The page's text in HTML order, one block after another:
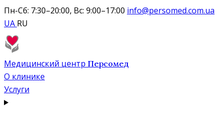
Пн-Сб: 7:30–20:00, Вс: 9:00–17:00 info@persomed.com.ua
UA RU
Медицинский центр Персомед
О клинике
Услуги